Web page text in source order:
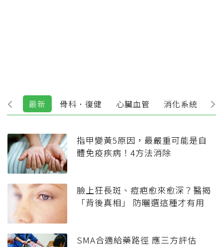
最新 骨科．復健 心臟血管 消化系統 精
指甲變黃5原因，最嚴重可能是自
體免疫疾病！4方法消除
臉上狂長斑、痘疤愈來愈深？醫揭
「背後真相」 防曬選這種才有用
SMA合適給藥路徑 應三方評估